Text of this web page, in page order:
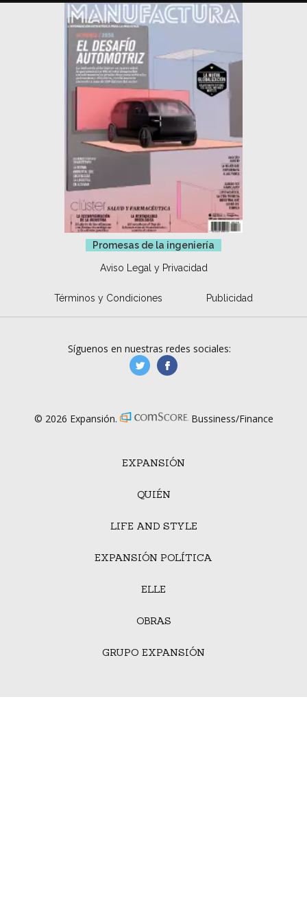
Promesas de la ingeniería
Aviso Legal y Privacidad
Términos y Condiciones Publicidad
EXPANSIÓN
QUIÉN
LIFE AND STYLE
EXPANSIÓN POLÍTICA
ELLE
OBRAS
GRUPO EXPANSIÓN
Síguenos en nuestras redes sociales:
manufacturaGE
© 2026 Expansión. Bussiness/Finance